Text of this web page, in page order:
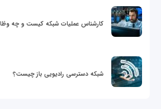
کارشناس عملیات شبکه کیست و چه
شبکه دسترسی رادیویی باز چیست؟